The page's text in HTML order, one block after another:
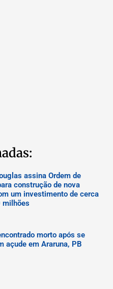
assina Ordem de
construção de nova
um investimento de cerca
milhões
morto após se
açude em Araruna, PB